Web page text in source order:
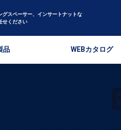
スペーサー、インサートナットな
せください
品 WEBカタログ